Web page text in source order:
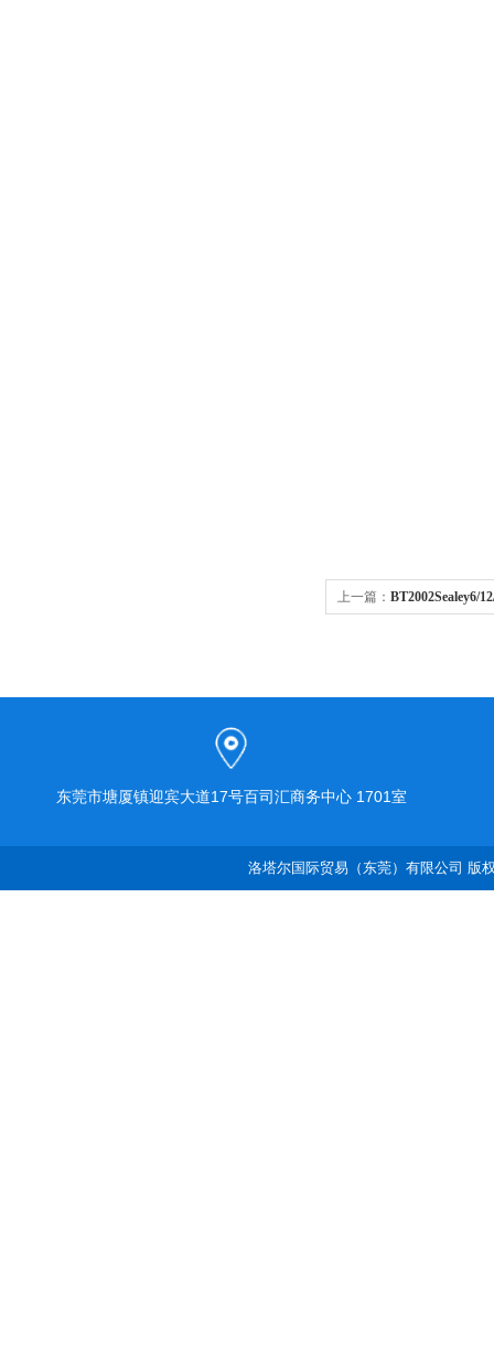
上一篇： BT2002Sealey6/
东莞市塘厦镇迎宾大道17号百司汇商务中心 1701室
洛塔尔国际贸易（东莞）有限公司 版